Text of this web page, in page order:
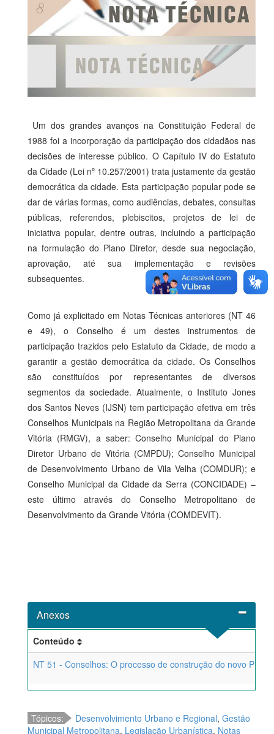
Um dos grandes avanços na Constituição Federal de
1988 foi a incorporação da participação dos cidadãos nas
decisões de interesse público. O Capítulo IV do Estatuto
da Cidade (Lei nº 10.257/2001) trata justamente da gestão
democrática da cidade. Esta participação popular pode se
dar de várias formas, como audiências, debates, consultas
públicas, referendos, plebiscitos, projetos de lei de
iniciativa popular, dentre outras, incluindo a participação
na formulação do Plano Diretor, desde sua negociação,
aprovação, até sua implementação e revisões
subsequentes.
Como já explicitado em Notas Técnicas anteriores (NT 46
e 49), o Conselho é um destes instrumentos de
participação trazidos pelo Estatuto da Cidade, de modo a
garantir a gestão democrática da cidade. Os Conselhos
são constituídos por representantes de diversos
segmentos da sociedade. Atualmente, o Instituto Jones
dos Santos Neves (IJSN) tem participação efetiva em três
Conselhos Municipais na Região Metropolitana da Grande
Vitória (RMGV), a saber: Conselho Municipal do Plano
Diretor Urbano de Vitória (CMPDU); Conselho Municipal
de Desenvolvimento Urbano de Vila Velha (COMDUR); e
Conselho Municipal da Cidade da Serra (CONCIDADE) –
este último através do Conselho Metropolitano de
Desenvolvimento da Grande Vitória (COMDEVIT).
Anexos
Conteúdo
NT 51 - Conselhos: O processo de construção do novo PDM
Tópicos: Desenvolvimento Urbano e Regional, Gestão
Municipal Metropolitana, Legislação Urbanística, Notas